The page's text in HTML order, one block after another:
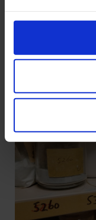
Wil je meer weten
https://www.hku.nl/